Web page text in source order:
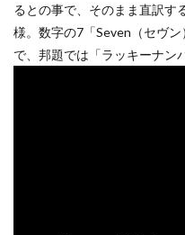
るとの事で、そのまま直訳す
様。数字の7「Seven（セヴ
で、邦題では「ラッキーナン